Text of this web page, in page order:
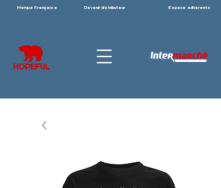
Marque Française Devenir distributeur Espace adhérents